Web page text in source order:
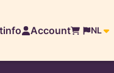
Account NL